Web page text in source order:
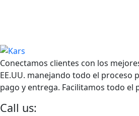
Conectamos clientes con los
EE.UU. manejando todo el proceso
pago y entrega. Facilitamos todo el
Call us: